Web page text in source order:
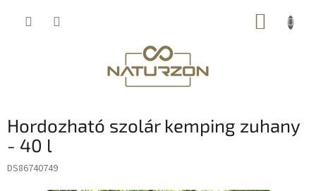
KOSÁR
Hordozható szolár kemping zuhany
- 40 l
DS86740749